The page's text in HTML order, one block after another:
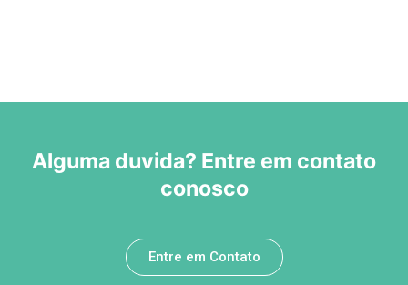
Alguma duvida? Entre em contato
conosco
Entre em Contato